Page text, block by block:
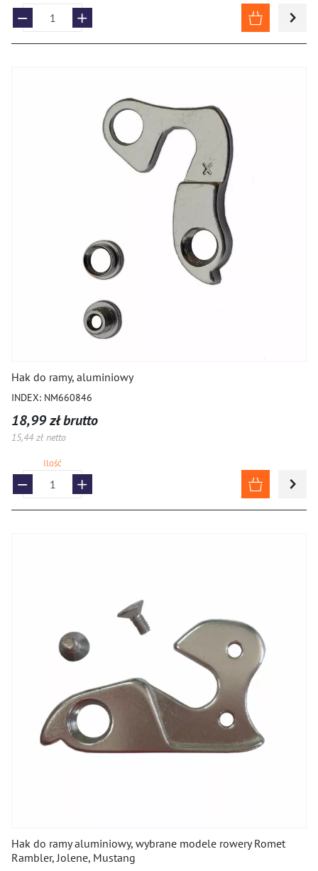
Hak do ramy, aluminiowy
INDEX: NM660846
18,99 zł brutto
15,44 zł netto
Ilość
Hak do ramy aluminiowy, wybrane modele rowery Romet
Rambler, Jolene, Mustang